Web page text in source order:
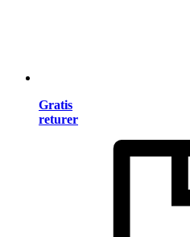
Gratis
returer